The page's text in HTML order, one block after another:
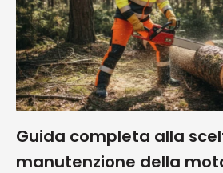
Guida completa alla
manutenzione della